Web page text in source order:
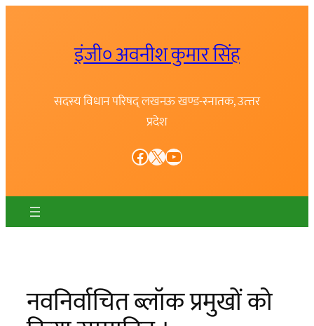
इंजी० अवनीश कुमार सिंह
सदस्य विधान परिषद् लखनऊ खण्ड-स्नातक, उत्त्तर
प्रदेश
Facebook X YouTube
नवनिर्वाचित ब्लॉक प्रमुखों को